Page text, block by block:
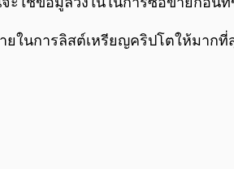
ายในการลิสต์เหรียญคริปโตให้มา